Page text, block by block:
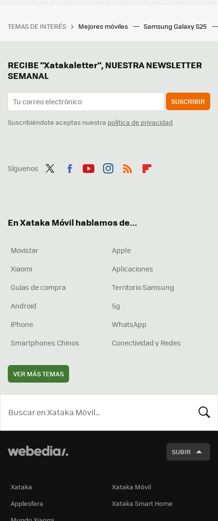
TEMAS DE INTERÉS Mejores móviles Samsung Galaxy S25
RECIBE "Xatakaletter", NUESTRA NEWSLETTER
SEMANAL
SUSCRIBIR
Suscribiéndote aceptas nuestra política de privacidad
Síguenos
En Xataka Móvil hablamos de...
Movistar
Apple
Xiaomi
Aplicaciones
Guías de compra
Territorio Samsung
Android
5g
iPhone
WhatsApp
Smartphones Chinos
Conectividad y Redes
VER MÁS TEMAS
SUBIR
Xataka
Xataka Móvil
Applesfera
Xataka Smart Home